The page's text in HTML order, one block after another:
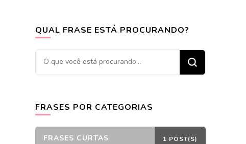
QUAL FRASE ESTÁ PROCURANDO?
Procurando
algo?
FRASES POR CATEGORIAS
FRASES CURTAS 1 POST(S)